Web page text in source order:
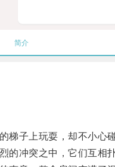
简介
子上玩耍，却不小心碰
冲突之中，它们互相扑